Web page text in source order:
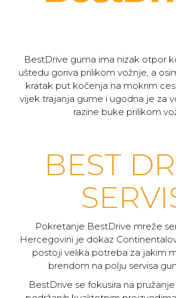
BestDrive guma ima nizak otpor
uštedu goriva prilikom vožnje, a
kratak put kočenja na mokrim
vijek trajanja gume i ugodna je za
razine buke prilikom
BEST
Pokretanje BestDrive mreže
Hercegovini je dokaz
postoji velika potreba za jakim
brendom na polju servisa
BestDrive se fokusira na pružanje